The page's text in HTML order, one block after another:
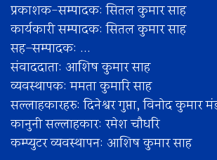
प्रकाशक-सम्पादक: सितल कुमार साह
कार्यकारी सम्पादक: सितल कुमार साह
सह–सम्पादक: ...
संवाददाता: आशिष कुमार साह
व्यवस्थापक: ममता कुमारि साह
सल्लाहकारहरु: दिनेश्वर गुप्ता, विनोद कुमार
कानुनी सल्लाहकार: रमेश चाैधरि
कम्प्युटर व्यवस्थापन: आशिष कुमार साह